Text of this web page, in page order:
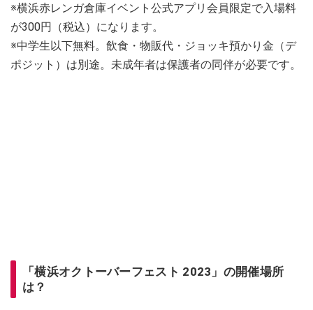
※横浜赤レンガ倉庫イベント公式アプリ会員限定で入場料
が300円（税込）になります。
※中学生以下無料。飲食・物販代・ジョッキ預かり金（デ
ポジット）は別途。未成年者は保護者の同伴が必要です。
「横浜オクトーバーフェスト 2023」の開催場所
は？